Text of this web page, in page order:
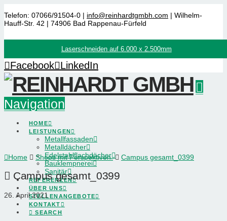
Telefon: 07066/91504-0 | info@reinhardtgmbh.com | Wilhelm-
Hauff-Str. 42 | 74906 Bad Rappenau-Fürfeld
Laserschneiden auf 6.000 x 2.500mm
Facebook LinkedIn
Navigation
HOME
LEISTUNGEN
Metallfassaden
Metalldächer
Edelstahlflachdächer
Bauklempnerei
Sanitär
REFERENZEN
ÜBER UNS
STELLENANGEBOTE
KONTAKT
SEARCH
Home Shops mit Perspektiven. Campus gesamt_0399
Campus gesamt_0399
26. April 2021